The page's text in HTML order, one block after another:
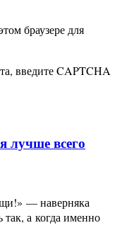
браузере для
введите CAPTCHA
лучше всего
— наверняка
а когда именно